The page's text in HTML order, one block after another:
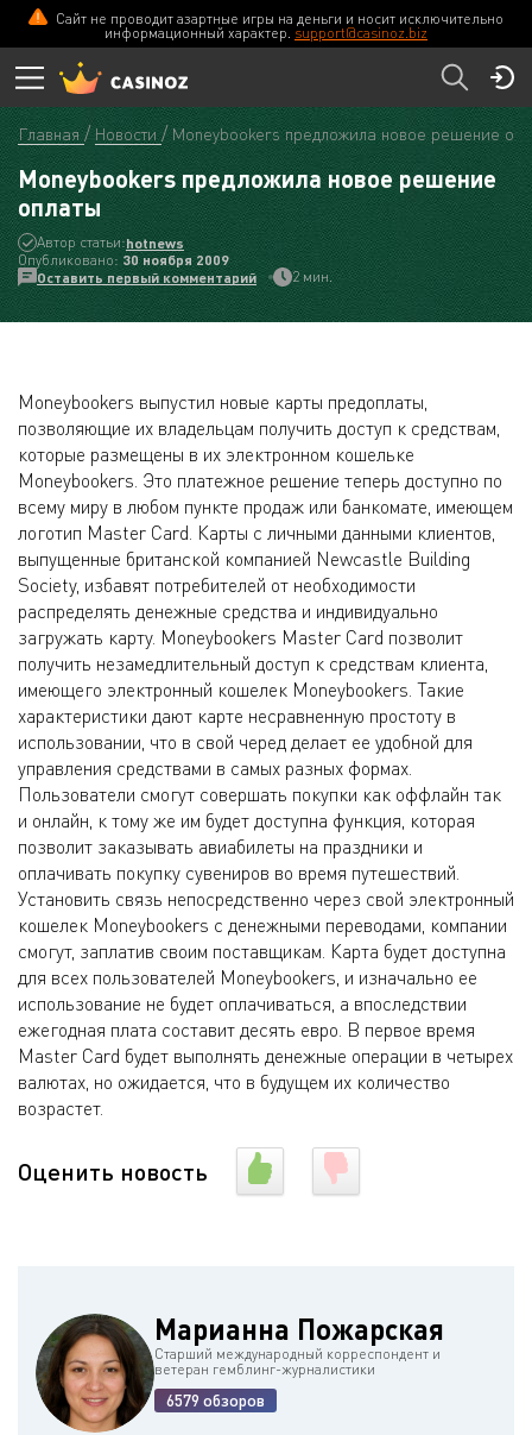
Сайт не проводит азартные игры на деньги и носит исключительно
информационный характер. support@casinoz.biz
Главная Новости Moneybookers предложила новое решение
Moneybookers предложила новое решение
оплаты
Автор статьи:hotnews
Опубликовано: 30 ноября 2009
Оставить первый комментарий
2 мин.
Moneybookers выпустил новые карты предоплаты,
позволяющие их владельцам получить доступ к средствам,
которые размещены в их электронном кошельке
Moneybookers. Это платежное решение теперь доступно по
всему миру в любом пункте продаж или банкомате, имеющем
логотип Master Card. Карты с личными данными клиентов,
выпущенные британской компанией Newcastle Building
Society, избавят потребителей от необходимости
распределять денежные средства и индивидуально
загружать карту. Moneybookers Master Card позволит
получить незамедлительный доступ к средствам клиента,
имеющего электронный кошелек Moneybookers. Такие
характеристики дают карте несравненную простоту в
использовании, что в свой черед делает ее удобной для
управления средствами в самых разных формах.
Пользователи смогут совершать покупки как оффлайн так
и онлайн, к тому же им будет доступна функция, которая
позволит заказывать авиабилеты на праздники и
оплачивать покупку сувениров во время путешествий.
Установить связь непосредственно через свой электронный
кошелек Moneybookers с денежными переводами, компании
смогут, заплатив своим поставщикам. Карта будет доступна
для всех пользователей Moneybookers, и изначально ее
использование не будет оплачиваться, а впоследствии
ежегодная плата составит десять евро. В первое время
Master Card будет выполнять денежные операции в четырех
валютах, но ожидается, что в будущем их количество
возрастет.
Оценить новость
Марианна Пожарская
Старший международный корреспондент и
ветеран гемблинг-журналистики
6579 обзоров